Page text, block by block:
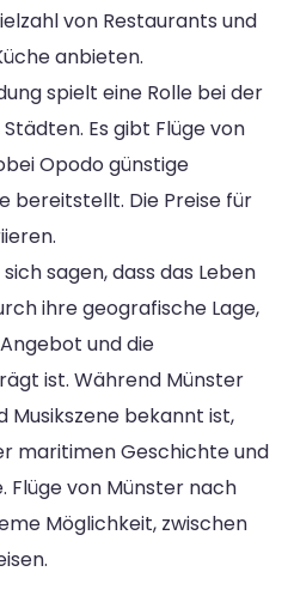
von Restaurants und
anbieten.
spielt eine Rolle bei der
Es gibt Flüge von
Opodo günstige
bereitstellt. Die Preise für
sagen, dass das Leben
ihre geografische Lage,
und die
ist. Während Münster
Musikszene bekannt ist,
maritimen Geschichte und
Flüge von Münster nach
Möglichkeit, zwischen